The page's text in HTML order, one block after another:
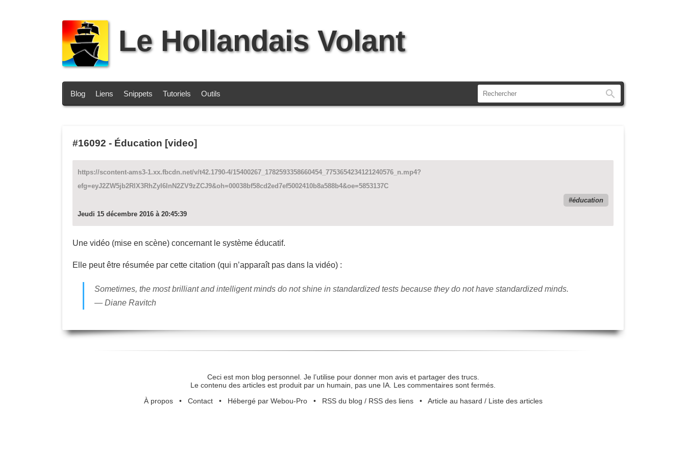
Le Hollandais Volant
Blog Liens Snippets Tutoriels Outils
#16092 - Éducation [video]
https://scontent-ams3-1.xx.fbcdn.net/v/t42.1790-4/15400267_1782593358660454_7753654234121240576_n.mp4?
efg=eyJ2ZW5jb2RlX3RhZyI6InN2ZV9zZCJ9&oh=00038bf58cd2ed7ef5002410b8a588b4&oe=5853137C
éducation
Jeudi 15 décembre 2016 à 20:45:39
Une vidéo (mise en scène) concernant le système éducatif.
Elle peut être résumée par cette citation (qui n’apparaît pas dans la vidéo) :
Sometimes, the most brilliant and intelligent minds do not shine in standardized tests because they do not have standardized minds.
— Diane Ravitch
Ceci est mon blog personnel. Je l’utilise pour donner mon avis et partager des trucs.
Le contenu des articles est produit par un humain, pas une IA. Les commentaires sont fermés.
À propos• Contact• Hébergé par Webou-Pro• RSS du blog / RSS des liens• Article au hasard / Liste des articles